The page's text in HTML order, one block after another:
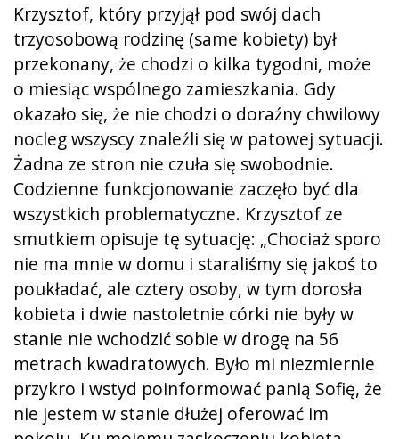
Krzysztof, który przyjął pod swój dach
trzyosobową rodzinę (same kobiety) był
przekonany, że chodzi o kilka tygodni, może
o miesiąc wspólnego zamieszkania. Gdy
okazało się, że nie chodzi o doraźny chwilowy
nocleg wszyscy znaleźli się w patowej sytuacji.
Żadna ze stron nie czuła się swobodnie.
Codzienne funkcjonowanie zaczęło być dla
wszystkich problematyczne. Krzysztof ze
smutkiem opisuje tę sytuację: „Chociaż sporo
nie ma mnie w domu i staraliśmy się jakoś to
poukładać, ale cztery osoby, w tym dorosła
kobieta i dwie nastoletnie córki nie były w
stanie nie wchodzić sobie w drogę na 56
metrach kwadratowych. Było mi niezmiernie
przykro i wstyd poinformować panią Sofię, że
nie jestem w stanie dłużej oferować im